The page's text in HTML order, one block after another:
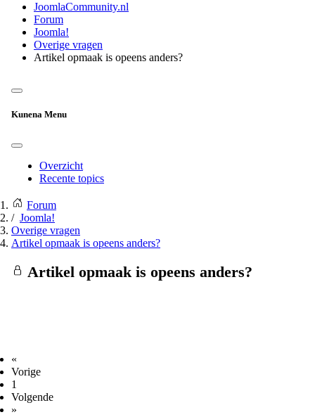
JoomlaCommunity.nl
Forum
Joomla!
Overige vragen
Artikel opmaak is opeens anders?
Kunena Menu
Overzicht
Recente topics
Forum
Joomla!
Overige vragen
Artikel opmaak is opeens anders?
Artikel opmaak is opeens anders?
«
Vorige
1
Volgende
»